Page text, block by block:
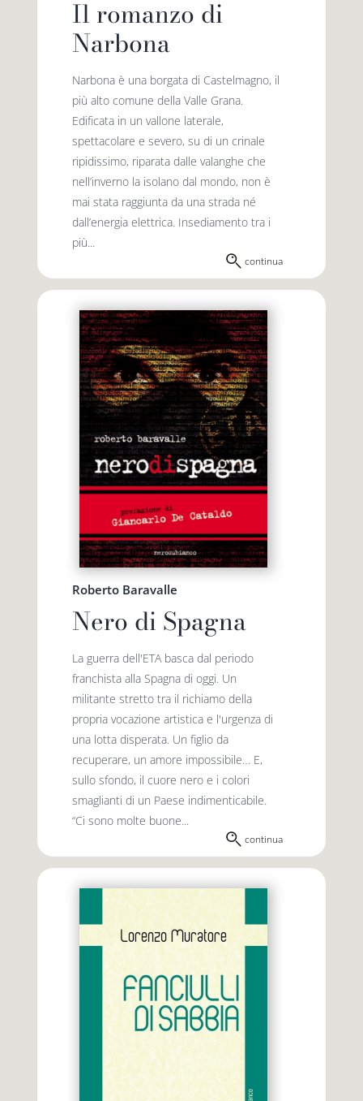
Il romanzo di
Narbona
Narbona è una borgata di Castelmagno, il
più alto comune della Valle Grana.
Edificata in un vallone laterale,
spettacolare e severo, su di un crinale
ripidissimo, riparata dalle valanghe che
nell’inverno la isolano dal mondo, non è
mai stata raggiunta da una strada né
dall’energia elettrica. Insediamento tra i
più...
continua
Roberto Baravalle
Nero di Spagna
La guerra dell'ETA basca dal periodo
franchista alla Spagna di oggi. Un
militante stretto tra il richiamo della
propria vocazione artistica e l'urgenza di
una lotta disperata. Un figlio da
recuperare, un amore impossibile… E,
sullo sfondo, il cuore nero e i colori
smaglianti di un Paese indimenticabile.
“Ci sono molte buone...
continua